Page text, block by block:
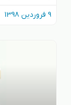
9 فروردین 1398